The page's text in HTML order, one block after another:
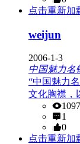
点击重新加
weijun
2006-1-3
中国魅力名
“中国魅力
文化胸襟，
1
0
点击重新加